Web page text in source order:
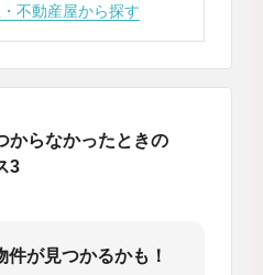
不動産屋から探す
からなかったときの
3
が見つかるかも！